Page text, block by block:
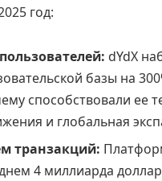
год:
dYdX
базы на
способствовали ее
и глобальная
транзакций:
4 миллиарда